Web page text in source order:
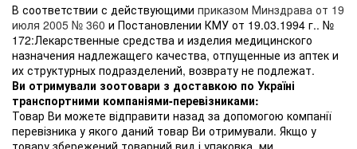
В соответствии с действующими приказом Минздрава от 19
июля 2005 № 360 и Постановлении КМУ от 19.03.1994 г.. №
172:Лекарственные средства и изделия медицинского
назначения надлежащего качества, отпущенные из аптек и
их структурных подразделений, возврату не подлежат.
Ви отримували зоотовари з доставкою по Україні
транспортними компаніями-перевізниками:
Товар Ви можете відправити назад за допомогою компанії
перевізника у якого даний товар Ви отримували. Якщо у
товару збережений товарний вид і упаковка, ми